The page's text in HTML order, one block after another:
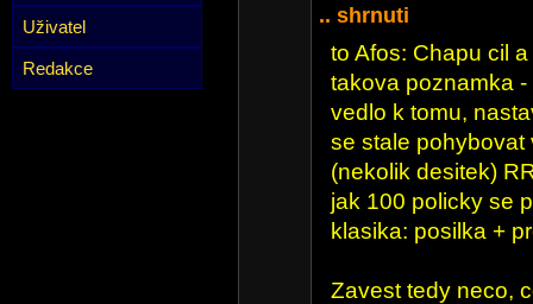
Uživatel
Redakce
.. shrnuti
to Afos: Chapu cil
takova poznamka
vedlo k tomu,
se stale pohybovat
(nekolik desitek)
jak 100 policky se
klasika: posilka +
Zavest tedy neco,